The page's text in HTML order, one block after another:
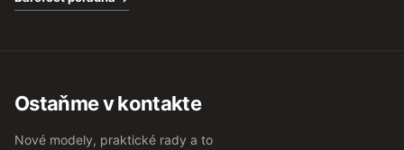
Ostaňme v kontakte
Nové modely, praktické rady a to